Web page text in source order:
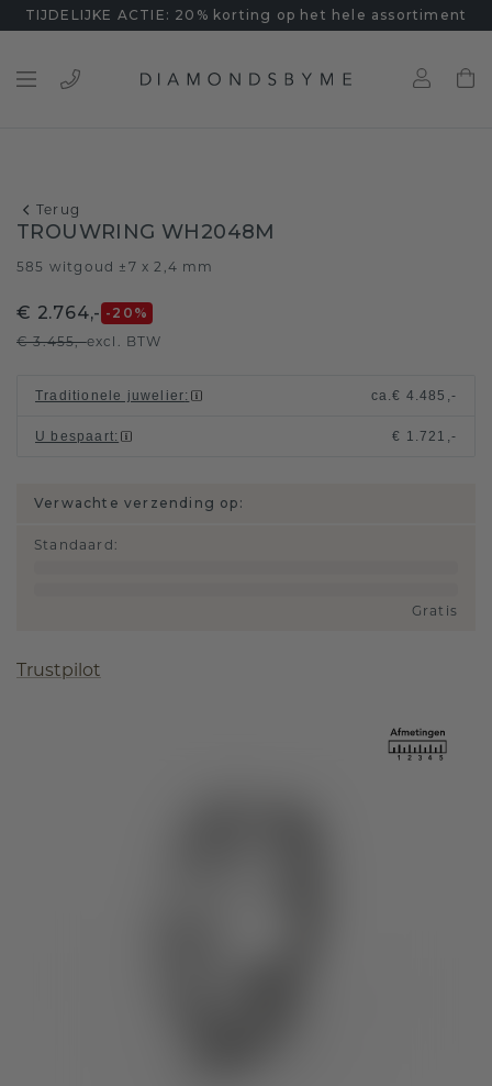
TIJDELIJKE ACTIE: 20% korting op het hele assortiment
Terug
TROUWRING WH2048M
585 witgoud ±7 x 2,4 mm
€ 2.764,- -20 %
€ 3.455,-excl. BTW
Traditionele juwelier: ca.€ 4.485,-
U bespaart: € 1.721,-
Verwachte verzending op:
Standaard :
Gratis
Trustpilot